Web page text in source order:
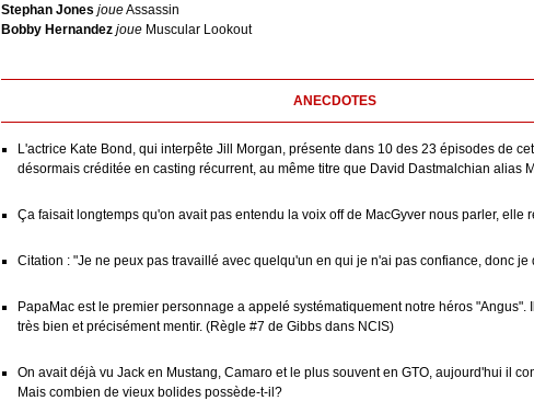
Stephan Jones joueAssassin
Bobby Hernandez joue Muscular Lookout
ANECDOTES
L'actrice Kate Bond, qui interpête Jill Morgan, présente dans 10 des 23 épisodes de
désormais créditée en casting récurrent, au même titre que David Dastmalchian alias
Ça faisait longtemps qu'on avait pas entendu la voix off de MacGyver nous parler, elle
Citation : "Je ne peux pas travaillé avec quelqu'un en qui je n'ai pas confiance, donc je
PapaMac est le premier personnage a appelé systématiquement notre héros "Angus".
très bien et précisément mentir. (Règle #7 de Gibbs dans NCIS)
On avait déjà vu Jack en Mustang, Camaro et le plus souvent en GTO, aujourd'hui il
Mais combien de vieux bolides possède-t-il?